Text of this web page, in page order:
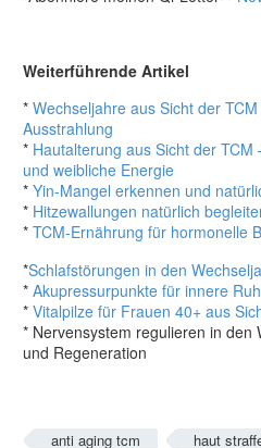
Weiterführende Artikel
* Wechseljahre aus Sicht der
Ausstrahlung
* Hautalterung aus Sicht der
und weibliche Energie
* Yin-Mangel erkennen und
* Hitzewallungen natürlich
* TCM-Ernährung für hormonelle
*Schlafstörungen in den
* Akupressurpunkte für innere
* Vitalpilze für Frauen 40+ aus
* Nervensystem regulieren in den
und Regeneration
anti aging tcm
haut